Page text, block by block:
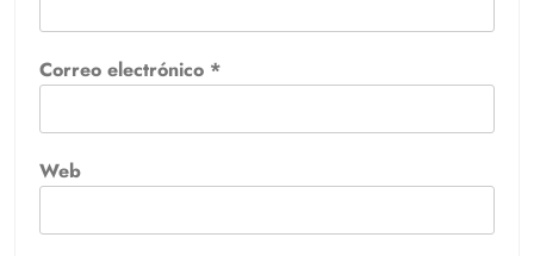
Correo electrónico *
Web